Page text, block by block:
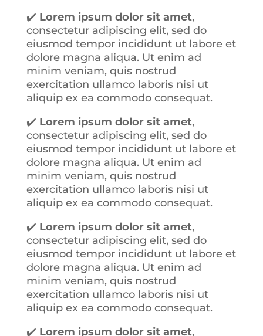
✔️ Lorem ipsum dolor sit amet,
consectetur adipiscing elit, sed do
eiusmod tempor incididunt ut labore et
dolore magna aliqua. Ut enim ad
minim veniam, quis nostrud
exercitation ullamco laboris nisi ut
aliquip ex ea commodo consequat.
✔️ Lorem ipsum dolor sit amet,
consectetur adipiscing elit, sed do
eiusmod tempor incididunt ut labore et
dolore magna aliqua. Ut enim ad
minim veniam, quis nostrud
exercitation ullamco laboris nisi ut
aliquip ex ea commodo consequat.
✔️ Lorem ipsum dolor sit amet,
consectetur adipiscing elit, sed do
eiusmod tempor incididunt ut labore et
dolore magna aliqua. Ut enim ad
minim veniam, quis nostrud
exercitation ullamco laboris nisi ut
aliquip ex ea commodo consequat.
✔️ Lorem ipsum dolor sit amet,